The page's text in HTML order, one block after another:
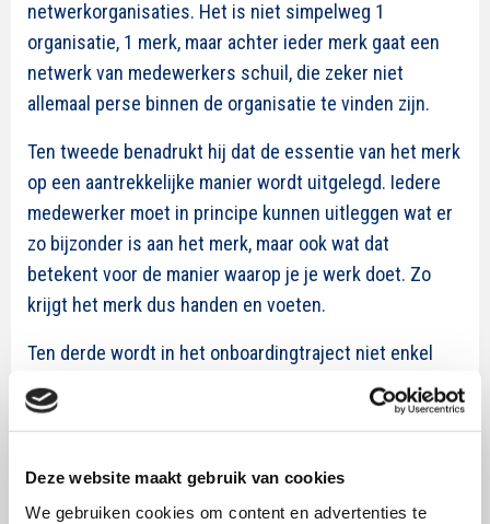
Deze website maakt gebruik van cookies
We gebruiken cookies om content en advertenties te
netwerkorganisaties. Het is niet simpelweg 1
organisatie, 1 merk, maar achter ieder merk gaat een
netwerk van medewerkers schuil, die zeker niet
allemaal perse binnen de organisatie te vinden zijn.
Ten tweede benadrukt hij dat de essentie van het merk
op een aantrekkelijke manier wordt uitgelegd. Iedere
medewerker moet in principe kunnen uitleggen wat er
zo bijzonder is aan het merk, maar ook wat dat
betekent voor de manier waarop je je werk doet. Zo
krijgt het merk dus handen en voeten.
Ten derde wordt in het onboardingtraject niet enkel
informatie op de nieuwe medewerkers afgevuurd, maar
worden nieuwkomers al vanaf het eerste moment
gaan. Dit stimuleert medewerkers om het merk met
een frisse blik bekijken en om commentaar leveren,